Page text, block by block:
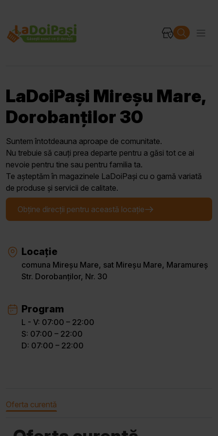
LaDoiPași Mireșu Mare,
Dorobanților 30
Suntem întotdeauna aproape de comunitate.
Nu trebuie să cauți prea departe pentru a găsi tot ce ai
nevoie pentru tine sau pentru familia ta.
Te așteptăm în magazinele LaDoiPași cu o gamă variată
de produse și servicii de calitate.
Obține direcții pentru această locație
Locație
comuna Mireșu Mare, sat Mireșu Mare, Maramureș
Str. Dorobanților, Nr. 30
Program
L - V: 07:00 – 22:00
S: 07:00 – 22:00
D: 07:00 – 22:00
Oferta curentă